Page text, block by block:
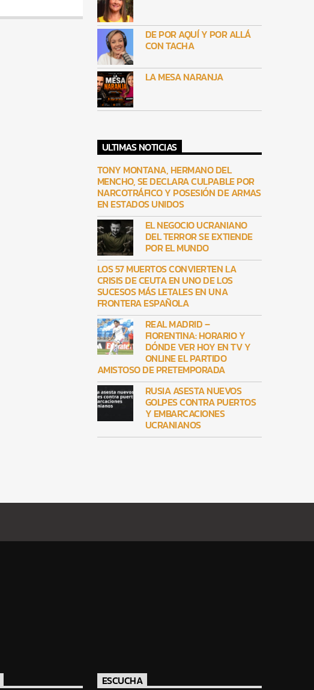
DE POR AQUÍ Y POR ALLÁ
CON TACHA
LA MESA NARANJA
ULTIMAS NOTICIAS
TONY MONTANA, HERMANO DEL
MENCHO, SE DECLARA CULPABLE POR
NARCOTRÁFICO Y POSESIÓN DE ARMAS
EN ESTADOS UNIDOS
EL NEGOCIO UCRANIANO
DEL TERROR SE EXTIENDE
POR EL MUNDO
LOS 57 MUERTOS CONVIERTEN LA
CRISIS DE CEUTA EN UNO DE LOS
SUCESOS MÁS LETALES EN UNA
FRONTERA ESPAÑOLA
REAL MADRID –
FIORENTINA: HORARIO Y
DÓNDE VER HOY EN TV Y
ONLINE EL PARTIDO
AMISTOSO DE PRETEMPORADA
RUSIA ASESTA NUEVOS
GOLPES CONTRA PUERTOS
Y EMBARCACIONES
UCRANIANOS
ESCUCHA